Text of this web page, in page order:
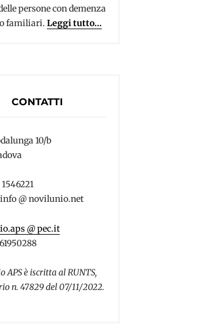
persone con demenza
familiari. Leggi tutto...
CONTATTI
10/b
@ novilunio.net
@ pec.it
APS è iscritta al RUNTS,
n. 47829 del 07/11/2022.